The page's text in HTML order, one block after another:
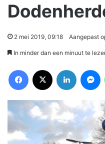
2 mei 2019, 09:18 Aangepast
In minder dan een minuut te